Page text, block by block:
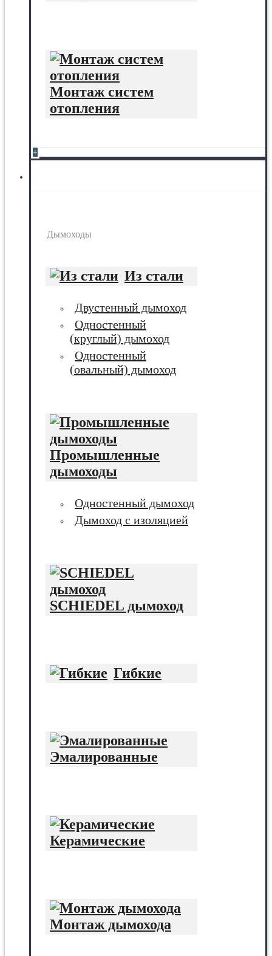
Монтаж систем
отопления
+
Дымоходы
Из стали
Двустенный дымоход
Одностенный
(круглый) дымоход
Одностенный
(овальный) дымоход
Промышленные
дымоходы
Одностенный дымоход
Дымоход с изоляцией
SCHIEDEL дымоход
Гибкие
Эмалированные
Керамические
Монтаж дымохода